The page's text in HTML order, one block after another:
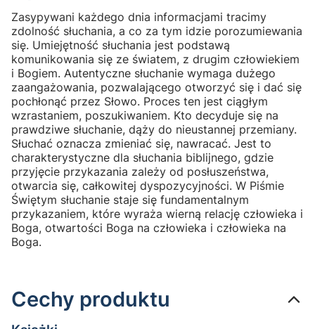
Zasypywani każdego dnia informacjami tracimy
zdolność słuchania, a co za tym idzie porozumiewania
się. Umiejętność słuchania jest podstawą
komunikowania się ze światem, z drugim człowiekiem
i Bogiem. Autentyczne słuchanie wymaga dużego
zaangażowania, pozwalającego otworzyć się i dać się
pochłonąć przez Słowo. Proces ten jest ciągłym
wzrastaniem, poszukiwaniem. Kto decyduje się na
prawdziwe słuchanie, dąży do nieustannej przemiany.
Słuchać oznacza zmieniać się, nawracać. Jest to
charakterystyczne dla słuchania biblijnego, gdzie
przyjęcie przykazania zależy od posłuszeństwa,
otwarcia się, całkowitej dyspozycyjności. W Piśmie
Świętym słuchanie staje się fundamentalnym
przykazaniem, które wyraża wierną relację człowieka i
Boga, otwartości Boga na człowieka i człowieka na
Boga.
Cechy produktu